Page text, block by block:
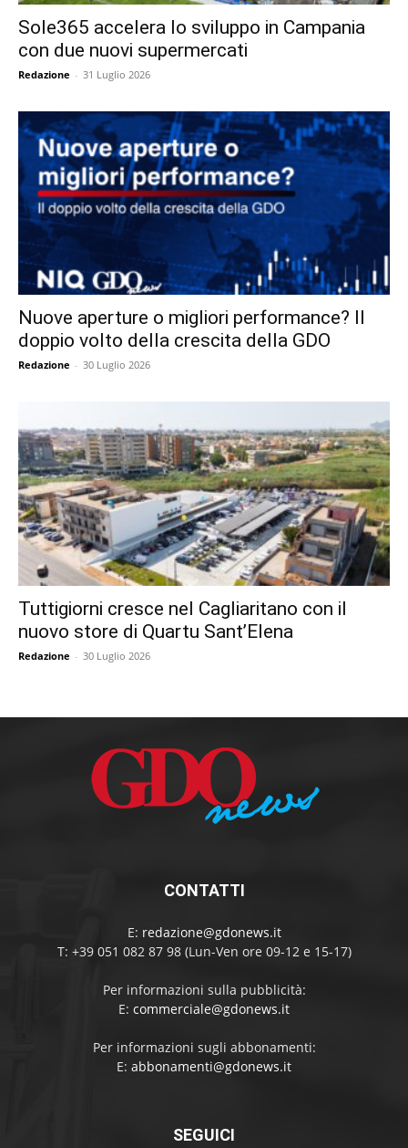
Sole365 accelera lo sviluppo in Campania
con due nuovi supermercati
Redazione - 31 Luglio 2026
Nuove aperture o migliori performance? Il
doppio volto della crescita della GDO
Redazione - 30 Luglio 2026
Tuttigiorni cresce nel Cagliaritano con il
nuovo store di Quartu Sant’Elena
Redazione - 30 Luglio 2026
CONTATTI
E: redazione@gdonews.it
T: +39 051 082 87 98 (Lun-Ven ore 09-12 e 15-17)
Per informazioni sulla pubblicità:
E: commerciale@gdonews.it
Per informazioni sugli abbonamenti:
E: abbonamenti@gdonews.it
SEGUICI